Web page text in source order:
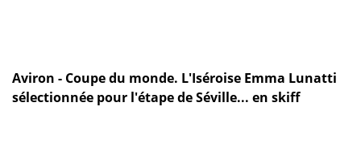
Aviron - Coupe du monde. L'Iséroise Emma Lunatti
sélectionnée pour l'étape de Séville... en skiff